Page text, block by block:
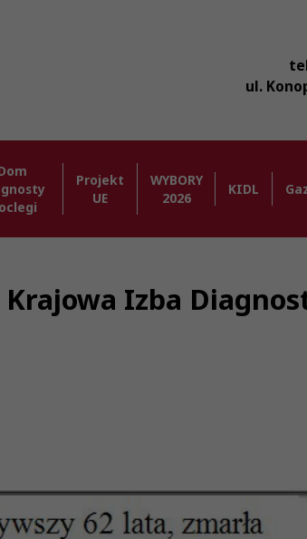
ul.
Projekt
UE
WYBORY
2026
KIDL
Izba